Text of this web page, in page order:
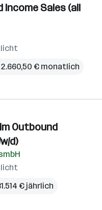
Sales (all
2.660,50 € monatlich
Outbound
d)
€ jährlich